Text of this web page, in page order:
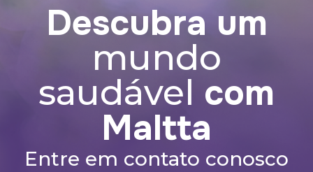
Descubra um
mundo
saudável com
Maltta
Entre em contato conosco